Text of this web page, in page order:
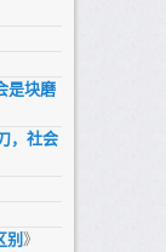
是块磨
，社会
别 》